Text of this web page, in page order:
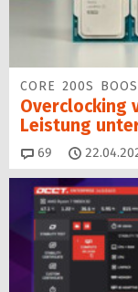
CORE 200S
Overclocking
Leistung
69 Kommentare